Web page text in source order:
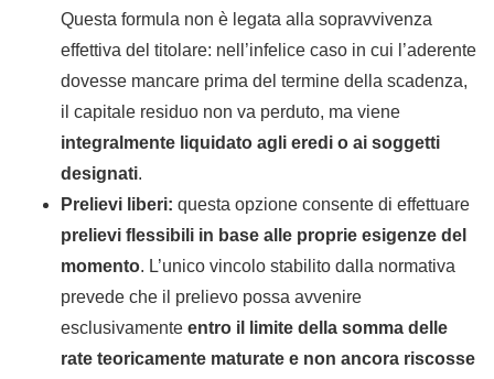
Questa formula non è legata alla sopravvivenza
effettiva del titolare: nell’infelice caso in cui l’aderente
dovesse mancare prima del termine della scadenza,
il capitale residuo non va perduto, ma viene
integralmente liquidato agli eredi o ai soggetti
designati.
Prelievi liberi: questa opzione consente di effettuare
prelievi flessibili in base alle proprie esigenze del
momento. L’unico vincolo stabilito dalla normativa
prevede che il prelievo possa avvenire
esclusivamente entro il limite della somma delle
rate teoricamente maturate e non ancora riscosse